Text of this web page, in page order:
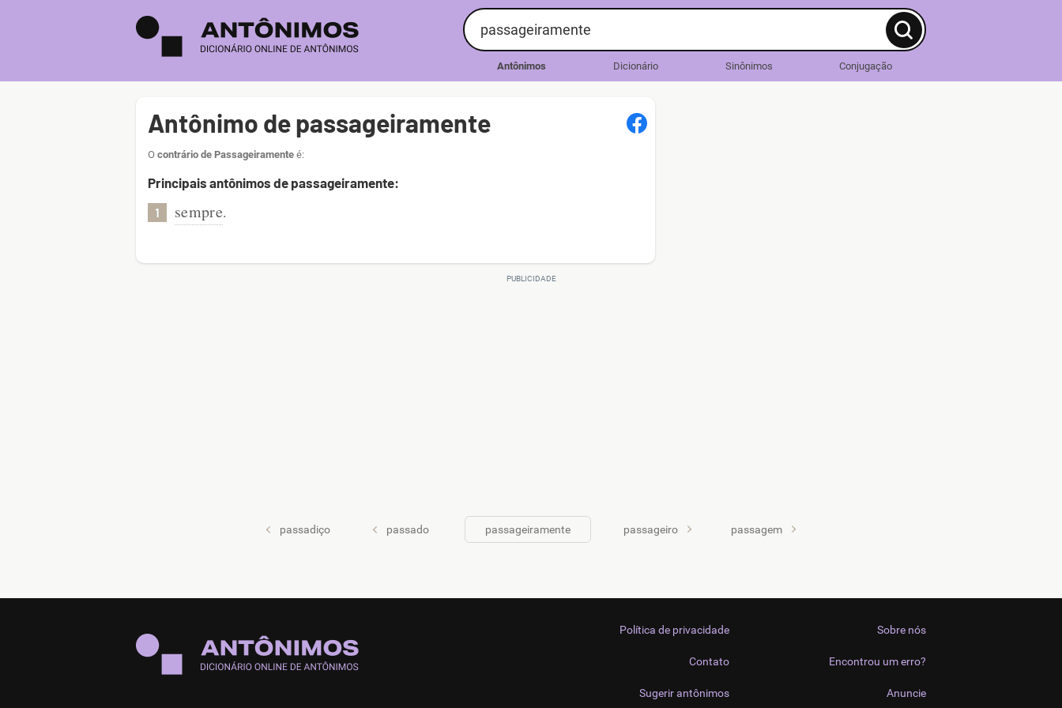
Antônimos Dicionário Sinônimos Conjugação
Antônimo de passageiramente
O contrário de Passageiramente é:
Principais antônimos de passageiramente:
1 sempre.
passadiço passado passageiramente passageiro passagem
Sobre nós
Encontrou um erro?
Anuncie
Política de privacidade
Contato
Sugerir antônimos